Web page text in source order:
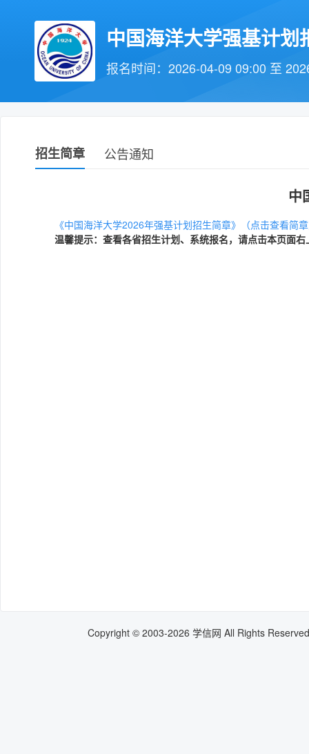
中国海洋大学强基计划
报名时间：2026-04-09 09:00 至
招生简章 公告通知
中
《中国海洋大学2026年强基计划招生简章》（点击查看简章
温馨提示：查看各省招生计划、系统报名，请点击本页面
Copyright © 2003-2026 学信网 All Rights